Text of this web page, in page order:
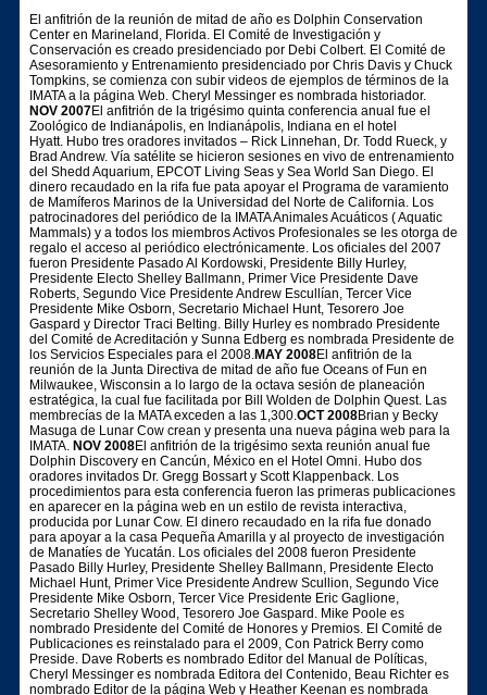
El anfitrión de la reunión de mitad de año es Dolphin Conservation
Center en Marineland, Florida. El Comité de Investigación y
Conservación es creado presidenciado por Debi Colbert. El Comité de
Asesoramiento y Entrenamiento presidenciado por Chris Davis y Chuck
Tompkins, se comienza con subir videos de ejemplos de términos de la
IMATA a la página Web. Cheryl Messinger es nombrada historiador.
NOV 2007El anfitrión de la trigésimo quinta conferencia anual fue el
Zoológico de Indianápolis, en Indianápolis, Indiana en el hotel
Hyatt. Hubo tres oradores invitados – Rick Linnehan, Dr. Todd Rueck, y
Brad Andrew. Vía satélite se hicieron sesiones en vivo de entrenamiento
del Shedd Aquarium, EPCOT Living Seas y Sea World San Diego. El
dinero recaudado en la rifa fue pata apoyar el Programa de varamiento
de Mamíferos Marinos de la Universidad del Norte de California. Los
patrocinadores del periódico de la IMATA Animales Acuáticos ( Aquatic
Mammals) y a todos los miembros Activos Profesionales se les otorga de
regalo el acceso al periódico electrónicamente. Los oficiales del 2007
fueron Presidente Pasado Al Kordowski, Presidente Billy Hurley,
Presidente Electo Shelley Ballmann, Primer Vice Presidente Dave
Roberts, Segundo Vice Presidente Andrew Escullían, Tercer Vice
Presidente Mike Osborn, Secretario Michael Hunt, Tesorero Joe
Gaspard y Director Traci Belting. Billy Hurley es nombrado Presidente
del Comité de Acreditación y Sunna Edberg es nombrada Presidente de
los Servicios Especiales para el 2008.MAY 2008El anfitrión de la
reunión de la Junta Directiva de mitad de año fue Oceans of Fun en
Milwaukee, Wisconsin a lo largo de la octava sesión de planeación
estratégica, la cual fue facilitada por Bill Wolden de Dolphin Quest. Las
membrecías de la MATA exceden a las 1,300.OCT 2008Brian y Becky
Masuga de Lunar Cow crean y presenta una nueva página web para la
IMATA. NOV 2008El anfitrión de la trigésimo sexta reunión anual fue
Dolphin Discovery en Cancún, México en el Hotel Omni. Hubo dos
oradores invitados Dr. Gregg Bossart y Scott Klappenback. Los
procedimientos para esta conferencia fueron las primeras publicaciones
en aparecer en la página web en un estilo de revista interactiva,
producida por Lunar Cow. El dinero recaudado en la rifa fue donado
para apoyar a la casa Pequeña Amarilla y al proyecto de investigación
de Manatíes de Yucatán. Los oficiales del 2008 fueron Presidente
Pasado Billy Hurley, Presidente Shelley Ballmann, Presidente Electo
Michael Hunt, Primer Vice Presidente Andrew Scullion, Segundo Vice
Presidente Mike Osborn, Tercer Vice Presidente Eric Gaglione,
Secretario Shelley Wood, Tesorero Joe Gaspard. Mike Poole es
nombrado Presidente del Comité de Honores y Premios. El Comité de
Publicaciones es reinstalado para el 2009, Con Patrick Berry como
Preside. Dave Roberts es nombrado Editor del Manual de Políticas,
Cheryl Messinger es nombrada Editora del Contenido, Beau Richter es
nombrado Editor de la página Web y Heather Keenan es nombrada